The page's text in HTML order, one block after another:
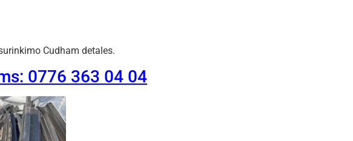
Cudham detales.
0776 363 04 04